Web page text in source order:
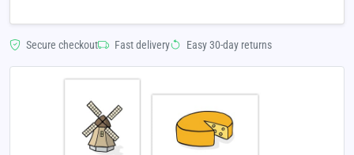
Secure checkout Fast delivery Easy 30-day returns